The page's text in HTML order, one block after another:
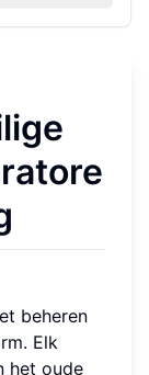
beheren
Elk
het oude